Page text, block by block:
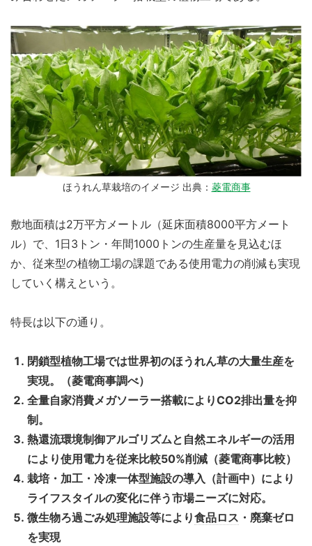
ほうれん草栽培のイメージ 出典： 菱電商事
敷地面積は2万平方メートル（延床面積8000平方メート
ル）で、1日3トン・年間1000トンの生産量を見込むほ
か、従来型の植物工場の課題である使用電力の削減も実現
していく構えという。
特長は以下の通り。
閉鎖型植物工場では世界初のほうれん草の大量生産を
実現。（菱電商事調べ）
全量自家消費メガソーラー搭載によりCO2排出量を抑
制。
熱還流環境制御アルゴリズムと自然エネルギーの活用
により使用電力を従来比較50%削減（菱電商事比較）
栽培・加工・冷凍一体型施設の導入（計画中）により
ライフスタイルの変化に伴う市場ニーズに対応。
微生物ろ過ごみ処理施設等により食品ロス ・廃棄ゼロ
を実現